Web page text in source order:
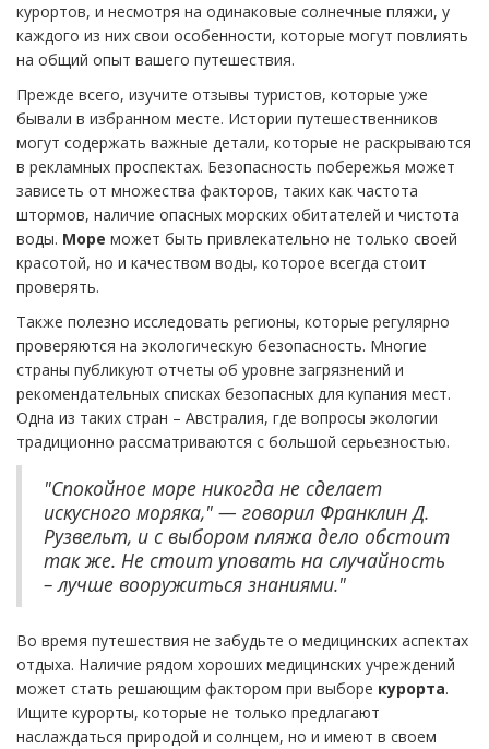
курортов, и несмотря на одинаковые солнечные пляжи, у
каждого из них свои особенности, которые могут повлиять
на общий опыт вашего путешествия.
Прежде всего, изучите отзывы туристов, которые уже
бывали в избранном месте. Истории путешественников
могут содержать важные детали, которые не раскрываются
в рекламных проспектах. Безопасность побережья может
зависеть от множества факторов, таких как частота
штормов, наличие опасных морских обитателей и чистота
воды. Море может быть привлекательно не только своей
красотой, но и качеством воды, которое всегда стоит
проверять.
Также полезно исследовать регионы, которые регулярно
проверяются на экологическую безопасность. Многие
страны публикуют отчеты об уровне загрязнений и
рекомендательных списках безопасных для купания мест.
Одна из таких стран – Австралия, где вопросы экологии
традиционно рассматриваются с большой серьезностью.
"Спокойное море никогда не сделает
искусного моряка," — говорил Франклин Д.
Рузвельт, и с выбором пляжа дело обстоит
так же. Не стоит уповать на случайность
– лучше вооружиться знаниями."
Во время путешествия не забудьте о медицинских аспектах
отдыха. Наличие рядом хороших медицинских учреждений
может стать решающим фактором при выборе курорта.
Ищите курорты, которые не только предлагают
наслаждаться природой и солнцем, но и имеют в своем